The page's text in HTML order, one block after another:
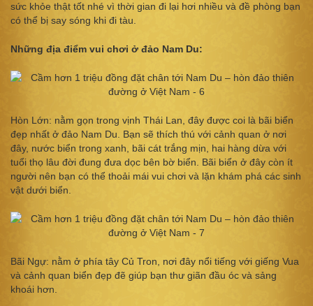
sức khỏe thật tốt nhé vì thời gian đi lại hơi nhiều và đề phòng bạn
có thể bị say sóng khi đi tàu.
Những địa điểm vui chơi ở đảo Nam Du:
Hòn Lớn: nằm gọn trong vịnh Thái Lan, đây được coi là bãi biển
đẹp nhất ở đảo Nam Du. Bạn sẽ thích thú với cảnh quan ở nơi
đây, nước biển trong xanh, bãi cát trắng mịn, hai hàng dừa với
tuổi thọ lâu đời đung đưa dọc bên bờ biển. Bãi biển ở đây còn ít
người nên bạn có thể thoải mái vui chơi và lặn khám phá các sinh
vật dưới biển.
Bãi Ngự: nằm ở phía tây Củ Tron, nơi đây nổi tiếng với giếng Vua
và cảnh quan biển đẹp đẽ giúp bạn thư giãn đầu óc và sảng
khoái hơn.